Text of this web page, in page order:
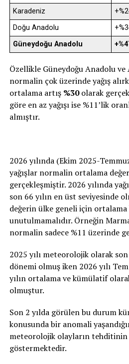
Karadeniz
Doğu Anadolu
Güneydoğu Anadolu
Özellikle Güneydoğu Anadolu
normalin çok üzerinde yağış
ortalama artış %30olarak
göre en az yağışı ise %11’lik
almıştır.
2026 yılında (Ekim 2025-
yağışlar normalin ortalama
gerçekleşmiştir. 2026 yılında
son 66 yılın en üst seviyesinde
değerin ülke geneli için
unutulmamalıdır. Örneğin
normalin sadece %11 üzerinde
2025 yılı meteorolojik olarak
dönemi olmuş iken 2026 yılı
yılın ortalama ve kümülatif olarak
olmuştur.
Son 2 yılda görülen bu durum
konusunda bir anomali
meteorolojik olayların tehditinin
göstermektedir.